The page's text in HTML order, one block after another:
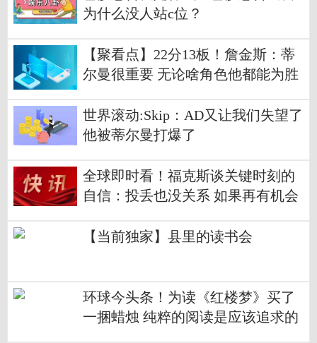
为什么没人站c位？
【聚看点】22分13板！詹金斯：蒂
尔曼很重要 无论啥角色他都能为胜
世界滚动:Skip：AD又让我们失望了
他被蒂尔曼打爆了
全球即时看！福克斯谈关键时刻的
自信：投丢也没关系 如果再有机会
【当前独家】县里的读书会
环球今头条！为读《红楼梦》买了
一捆蜡烛 纯粹的阅读是应该追求的